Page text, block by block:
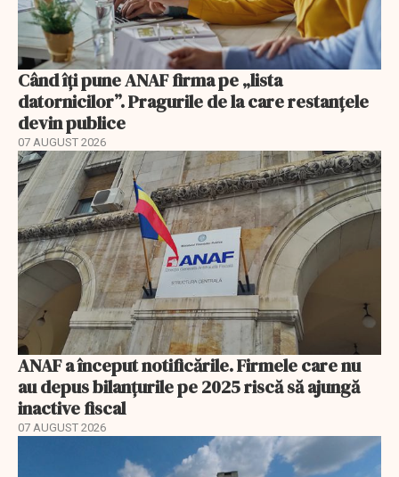
Când îți pune ANAF firma pe „lista
datornicilor”. Pragurile de la care restanțele
devin publice
07 AUGUST 2026
ANAF a început notificările. Firmele care nu
au depus bilanțurile pe 2025 riscă să ajungă
inactive fiscal
07 AUGUST 2026